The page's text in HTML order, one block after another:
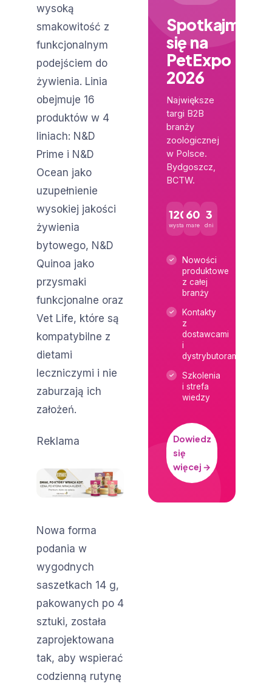
wysoką
smakowitość z
funkcjonalnym
podejściem do
żywienia. Linia
obejmuje 16
produktów w 4
liniach: N&D
Prime i N&D
Ocean jako
uzupełnienie
wysokiej jakości
żywienia
bytowego, N&D
Quinoa jako
przysmaki
funkcjonalne oraz
Vet Life, które są
kompatybilne z
dietami
leczniczymi i nie
zaburzają ich
założeń.
Reklama
Nowa forma
podania w
wygodnych
saszetkach 14 g,
pakowanych po 4
sztuki, została
zaprojektowana
tak, aby wspierać
codzienną rutynę
Spotkajmy
się na
PetExpo
2026
Największe
targi B2B
branży
zoologicznej
w Polsce.
Bydgoszcz,
BCTW.
120+
wystawców
600+
marek
3
dni
Nowości
produktowe
z całej
branży
Kontakty
z
dostawcami
i
dystrybutorami
Szkolenia
i strefa
wiedzy
Dowiedz
się
więcej →